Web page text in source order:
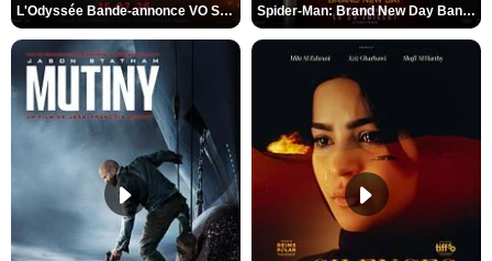
L'Odyssée Bande-annonce VO STFR Spider-Man: Brand New Day Bande-annonce VO STFR